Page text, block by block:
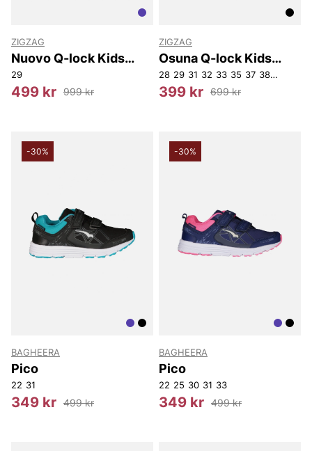
ZIGZAG
Nuovo Q-lock Kids
Shoe WP
29
499 kr 999 kr
ZIGZAG
Osuna Q-lock Kids
Shoe
28 29 31 32 33 35 37 38 39
399 kr 699 kr
-30%
BAGHEERA
Pico
22 31
349 kr 499 kr
-30%
BAGHEERA
Pico
22 25 30 31 33
349 kr 499 kr